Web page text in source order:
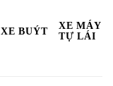
XE BUÝT
XE MÁY
TỰ LÁI